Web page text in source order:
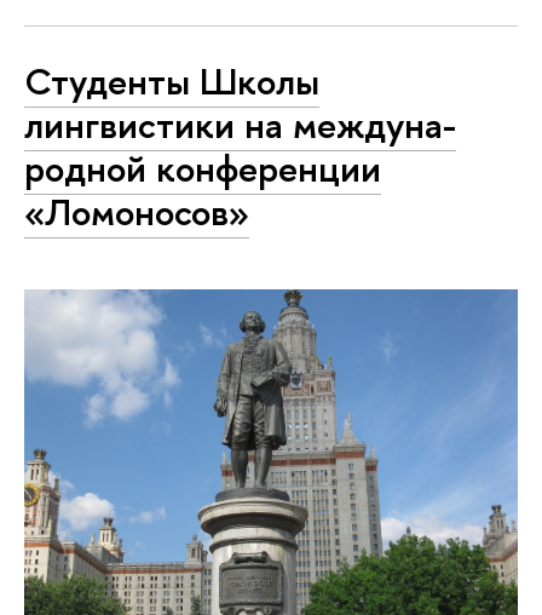
Студенты Школы
лингвистики на меж­ду­на­
род­ной конференции
«Ломоносов»